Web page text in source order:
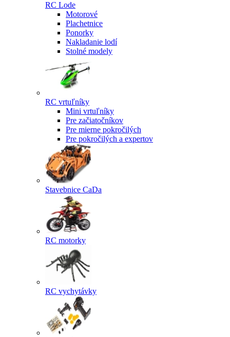
RC Lode
Motorové
Plachetnice
Ponorky
Nakladanie lodí
Stolné modely
RC vrtuľníky
Mini vrtuľníky
Pre začiatočníkov
Pre mierne pokročilých
Pre pokročilých a expertov
Stavebnice CaDa
RC motorky
RC vychytávky